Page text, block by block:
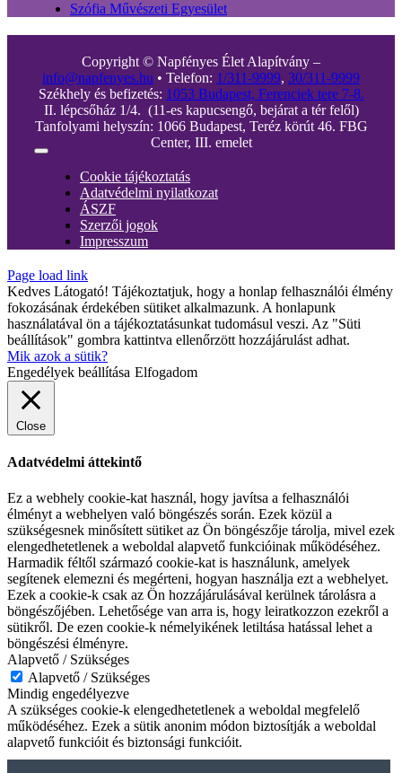
Szófia Művészeti Egyesület
Copyright © Napfényes Élet Alapítvány –
info@napfenyes.hu • Telefon: 1/311-9999, 30/311-9999
Székhely és befizetés: 1053 Budapest, Ferenciek tere 7-8.
II. lépcsőház 1/4. (11-es kapucsengő, bejárat a tér felől)
Tanfolyami helyszín: 1066 Budapest, Teréz körút 46. FBG
Center, III. emelet
Toggle
NavigationCookie tájékoztatás
Adatvédelmi nyilatkozat
ÁSZF
Szerzői jogok
Impresszum
Page load link
Kedves Látogató! Tájékoztatjuk, hogy a honlap felhasználói élmény
fokozásának érdekében sütiket alkalmazunk. A honlapunk
használatával ön a tájékoztatásunkat tudomásul veszi. Az "Süti
beállítások" gombra kattintva ellenőrzött hozzájárulást adhat.
Mik azok a sütik?
Engedélyek beállítása Elfogadom
Close
Adatvédelmi áttekintő
Ez a webhely cookie-kat használ, hogy javítsa a felhasználói
élményt a webhelyen való böngészés során. Ezek közül a
szükségesnek minősített sütiket az Ön böngészője tárolja, mivel ezek
elengedhetetlenek a weboldal alapvető funkcióinak működéséhez.
Harmadik féltől származó cookie-kat is használunk, amelyek
segítenek elemezni és megérteni, hogyan használja ezt a webhelyet.
Ezek a cookie-k csak az Ön hozzájárulásával kerülnek tárolásra a
böngészőjében. Lehetősége van arra is, hogy leiratkozzon ezekről a
sütikről. De ezen cookie-k némelyikének letiltása hatással lehet a
böngészési élményre.
Alapvető / Szükséges
Alapvető / Szükséges
Mindig engedélyezve
A szükséges cookie-k elengedhetetlenek a weboldal megfelelő
működéséhez. Ezek a sütik anonim módon biztosítják a weboldal
alapvető funkcióit és biztonsági funkcióit.